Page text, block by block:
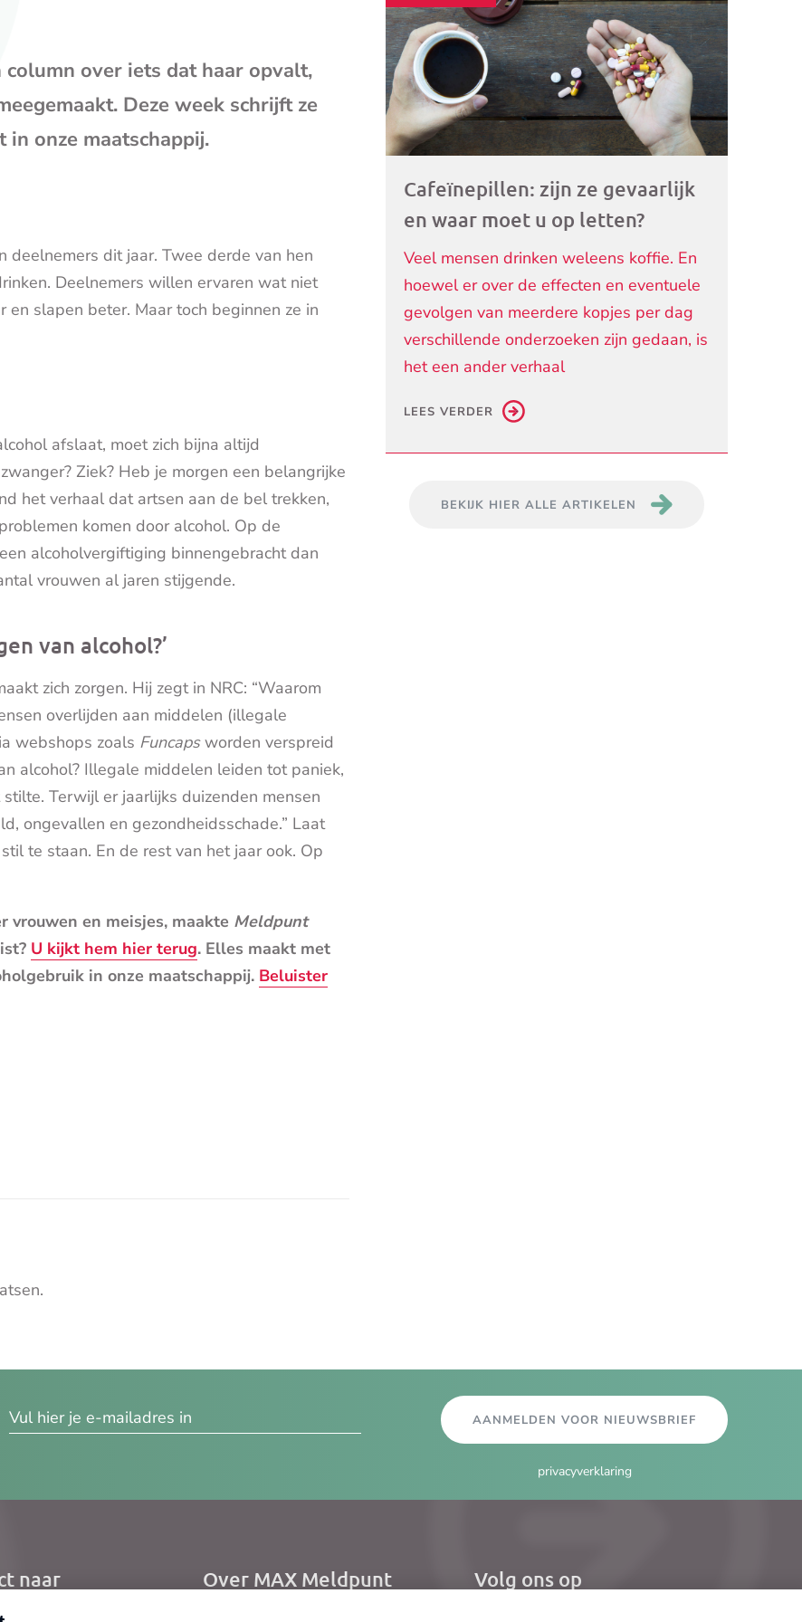
(opent
mailprogramma)
over iets dat haar opvalt,
Deze week schrijft ze
onze maatschappij.
dit jaar. Twee derde van hen
Deelnemers willen ervaren wat niet
slapen beter. Maar toch beginnen ze in
afslaat, moet zich bijna altijd
Ziek? Heb je morgen een belangrijke
het verhaal dat artsen aan de bel trekken,
komen door alcohol. Op de
alcoholvergiftiging binnengebracht dan
vrouwen al jaren stijgende.
van alcohol?’
zich zorgen. Hij zegt in NRC: “Waarom
overlijden aan middelen (illegale
webshops zoals Funcapsworden verspreid
alcohol? Illegale middelen leiden tot paniek,
Terwijl er jaarlijks duizenden mensen
ongevallen en gezondheidsschade.” Laat
te staan. En de rest van het jaar ook. Op
vrouwen en meisjes, maakte Meldpunt
U kijkt hem hier terug. Elles maakt met
in onze maatschappij. Beluister
Cafeïnepillen: zijn ze gevaarlijk
en waar moet u op letten?
Veel mensen drinken weleens koffie. En
hoewel er over de effecten en eventuele
gevolgen van meerdere kopjes per dag
verschillende onderzoeken zijn gedaan, is
het een ander verhaal
LEES VERDER
BEKIJK HIER ALLE ARTIKELEN
AANMELDEN VOOR NIEUWSBRIEF
privacyverklaring
naar Over MAX Meldpunt Volg ons op